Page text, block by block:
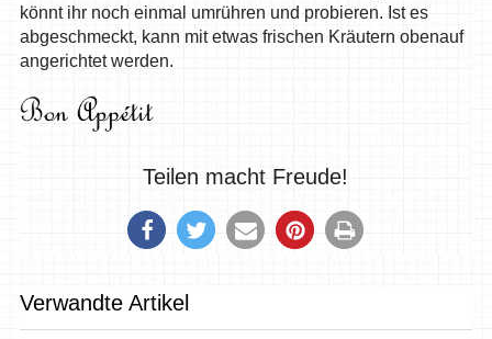
könnt ihr noch einmal umrühren und probieren. Ist es
abgeschmeckt, kann mit etwas frischen Kräutern obenauf
angerichtet werden.
Teilen macht Freude!
Verwandte Artikel